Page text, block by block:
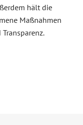
hält die
Maßnahmen